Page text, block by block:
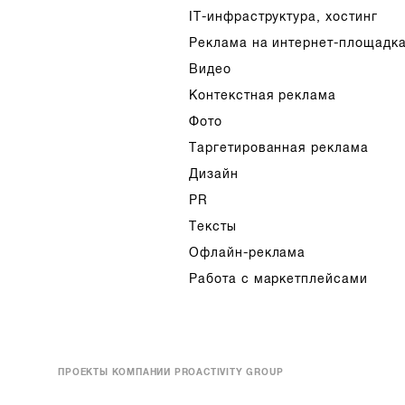
IT-инфраструктура, хостинг
Реклама на интернет-
Видео
Контекстная реклама
Фото
Таргетированная реклама
Дизайн
PR
Тексты
Офлайн-реклама
Работа с маркетплейсами
ПРОЕКТЫ КОМПАНИИ PROACTIVITY GROUP